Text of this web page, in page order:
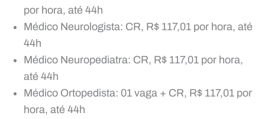
por hora, até 44h
Médico Neurologista: CR, R$ 117,01 por hora, até
44h
Médico Neuropediatra: CR, R$ 117,01 por hora,
até 44h
Médico Ortopedista: 01 vaga + CR, R$ 117,01 por
hora, até 44h